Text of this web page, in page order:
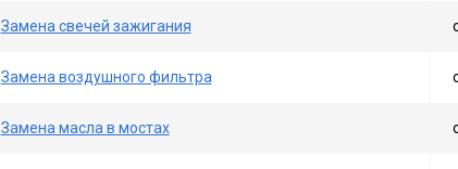
Замена свечей зажигания
Замена воздушного фильтра
Замена масла в мостах